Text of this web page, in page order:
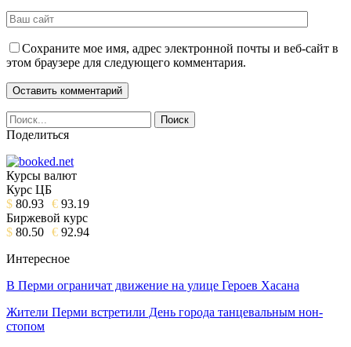
Сохраните мое имя, адрес электронной почты и веб-сайт в
этом браузере для следующего комментария.
Поделиться
Курсы валют
Курс ЦБ
$ 80.93 € 93.19
Биржевой курс
$ 80.50 € 92.94
Интересное
В Перми ограничат движение на улице Героев Хасана
Жители Перми встретили День города танцевальным нон-
стопом